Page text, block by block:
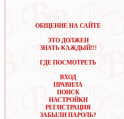
ОБЩЕНИЕ НА САЙТЕ
ЭТО ДОЛЖЕН
ЗНАТЬ КАЖДЫЙ!!!
ГДЕ ПОСМОТРЕТЬ
ВХОД
ПРАВИЛА
ПОИСК
НАСТРОЙКИ
РЕГИСТРАЦИЯ
ЗАБЫЛИ ПАРОЛЬ?